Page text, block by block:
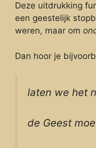
Deze uitdrukking
een geestelijk
weren, maar om
Dan hoor je
laten we het
de Geest